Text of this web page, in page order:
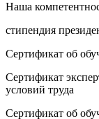
Наша
стипендия
Сертификат об
Сертификат
условий труда
Сертификат об